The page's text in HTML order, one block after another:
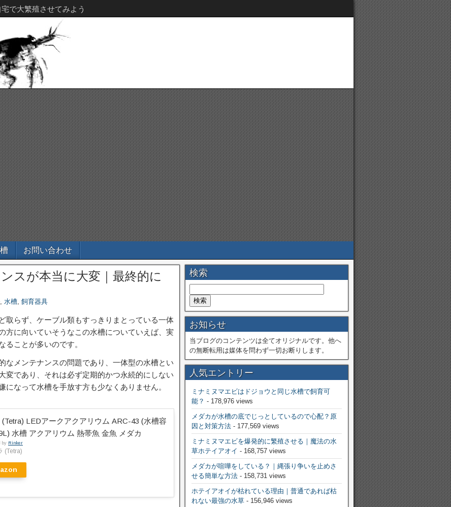
宅で大繁殖させてみよう
お問い合わせ
スが本当に大変｜最終的に
, 水槽, 飼育器具
取らず、ケーブル類もすっきりまとっている一体
方に向いていそうなこの水槽についていえば、実
ることが多いのです。
なメンテナンスの問題であり、一体型の水槽とい
変であり、それは必ず定期的かつ永続的にしない
になって水槽を手放す方も少なくありません。
(Tetra) LEDアークアクアリウム ARC-43 (水槽容
水槽 アクアリウム 熱帯魚 金魚 メダカ
by Rinker
(Tetra)
検索
お知らせ
当ブログのコンテンツは全てオリジナルです。他へ
の無断転用は媒体を問わず一切お断りします。
人気エントリー
ミナミヌマエビはドジョウと同じ水槽で飼育可
能？ - 178,976 views
メダカが水槽の底でじっとしているので心配？原
因と対策方法- 177,569 views
ミナミヌマエビを爆発的に繁殖させる｜魔法の水
草ホテイアオイ - 168,757 views
メダカが喧嘩をしている？｜縄張り争いを止めさ
せる簡単な方法- 158,731 views
ホテイアオイが枯れている理由｜普通であれば枯
れない最強の水草- 156,946 views